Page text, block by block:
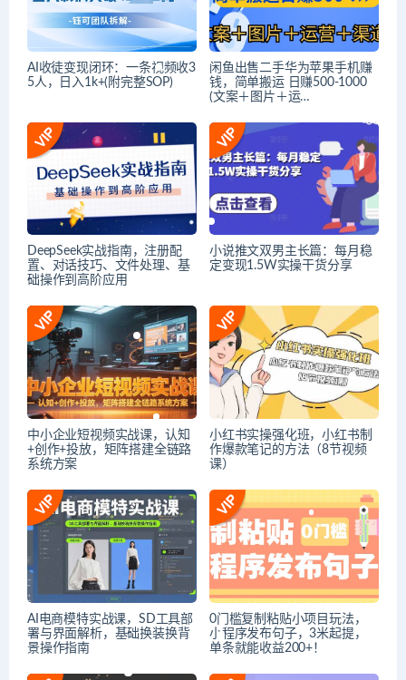
AI收徒变现闭环：一条视频收3
5人，日入1k+(附完整SOP)
闲鱼出售二手华为苹果手机赚
钱，简单搬运 日赚500-1000
(文案＋图片＋运…
DeepSeek实战指南，注册配
置、对话技巧、文件处理、基
础操作到高阶应用
小说推文双男主长篇：每月稳
定变现1.5W实操干货分享
中小企业短视频实战课，认知
+创作+投放，矩阵搭建全链路
系统方案
小红书实操强化班，小红书制
作爆款笔记的方法（8节视频
课）
AI电商模特实战课，SD工具部
署与界面解析，基础换装换背
景操作指南
0门槛复制粘贴小项目玩法，
小程序发布句子，3米起提，
单条就能收益200+！